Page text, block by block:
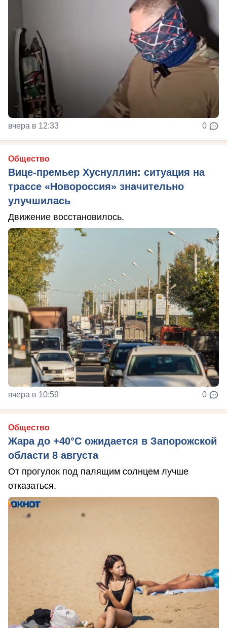
вчера в 12:33 0
Общество
Вице-премьер Хуснуллин: ситуация на
трассе «Новороссия» значительно
улучшилась
Движение восстановилось.
вчера в 10:59 0
Общество
Жара до +40°С ожидается в Запорожской
области 8 августа
От прогулок под палящим солнцем лучше
отказаться.